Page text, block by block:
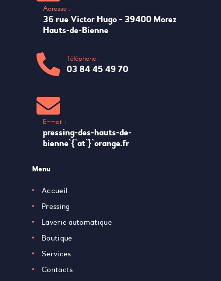
Adresse :
36 rue Victor Hugo - 39400 Morez
Hauts-de-Bienne
Téléphone :
03 84 45 49 70
E-mail :
pressing-des-hauts-de-
bienne`{`at`}`orange.fr
Menu
Accueil
Pressing
Laverie automatique
Boutique
Services
Contacts